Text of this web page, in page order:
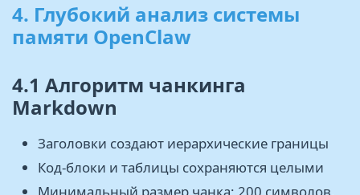
4. Глубокий анализ системы
памяти OpenClaw
4.1 Алгоритм чанкинга
Markdown
Заголовки создают иерархические границы
Код-блоки и таблицы сохраняются целыми